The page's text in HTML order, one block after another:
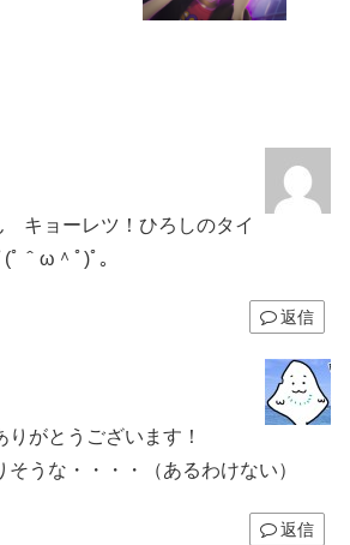
キョーレツ！ひろしのタイ
ﾟ＾ω＾ﾟ)ﾟ｡
返信
がとうございます！
そうな・・・・（あるわけない）
返信